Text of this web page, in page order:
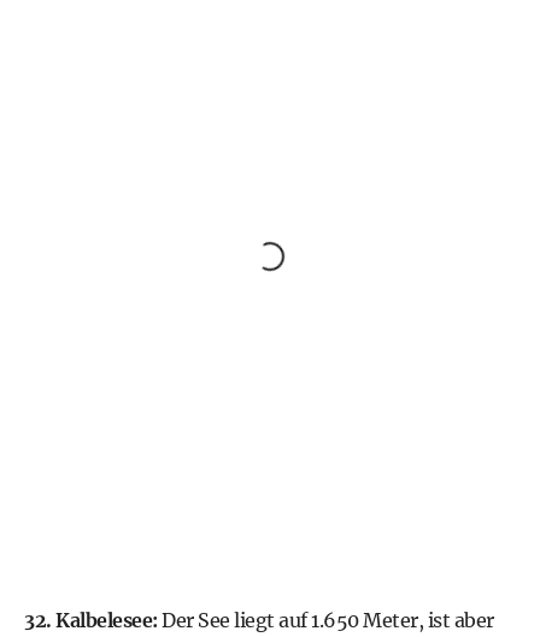
32. Kalbelesee: Der See liegt auf 1.650 Meter, ist aber